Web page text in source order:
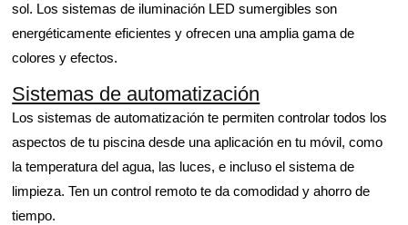
sol. Los sistemas de iluminación LED sumergibles son
energéticamente eficientes y ofrecen una amplia gama de
colores y efectos.
Sistemas de automatización
Los sistemas de automatización te permiten controlar todos los
aspectos de tu piscina desde una aplicación en tu móvil, como
la temperatura del agua, las luces, e incluso el sistema de
limpieza. Ten un control remoto te da comodidad y ahorro de
tiempo.